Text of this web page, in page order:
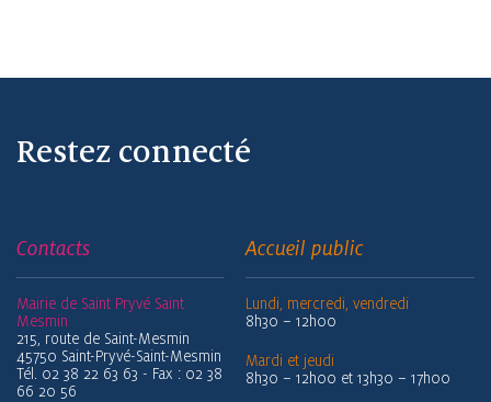
Restez connecté
Contacts
Mairie de Saint Pryvé Saint
Mesmin
215, route de Saint-Mesmin
45750 Saint-Pryvé-Saint-Mesmin
Tél. 02 38 22 63 63 - Fax : 02 38
66 20 56
Accueil public
Lundi, mercredi, vendredi
8h30 – 12h00
Mardi et jeudi
8h30 – 12h00 et 13h30 – 17h00